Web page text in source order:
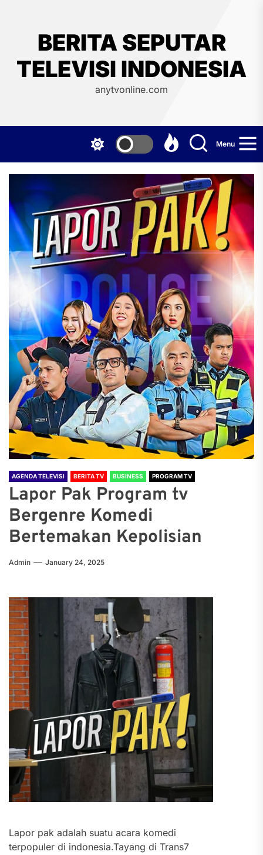
BERITA SEPUTAR
TELEVISI INDONESIA
anytvonline.com
Menu
AGENDA TELEVISI BERITA TV BUSINESS PROGRAM TV
Lapor Pak Program tv
Bergenre Komedi
Bertemakan Kepolisian
Admin January 24, 2025
Lapor pak adalah suatu acara komedi
terpopuler di indonesia.Tayang di Trans7